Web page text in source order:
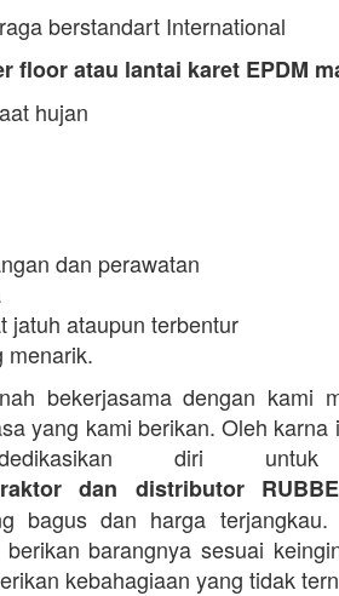
berstandart International
floor atau lantai karet EPDM
hujan
dan perawatan
jatuh ataupun terbentur
menarik.
bekerjasama dengan kami
yang kami berikan. Oleh karna
diri untuk
dan distributor
bagus dan harga terjangkau.
barangnya sesuai
kebahagiaan yang tidak